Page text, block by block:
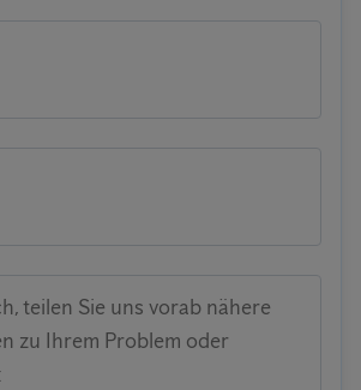
teilen Sie uns vorab nähere
zu Ihrem Problem oder